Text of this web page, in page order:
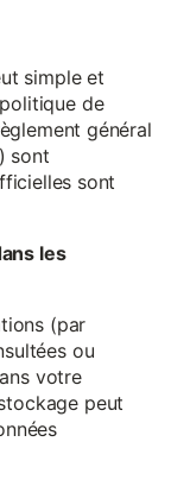
simple et
de
général
sont
sont
les
(par
ou
votre
peut